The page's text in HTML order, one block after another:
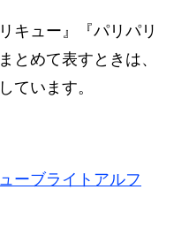
キュー』『パリパリ
とめて表すときは、
ています。
ーブライトアルフ